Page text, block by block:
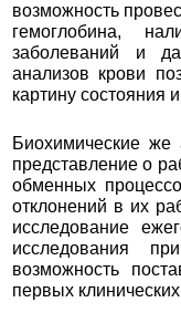
возможность
гемоглобина,
заболеваний и
анализов крови
картину состояния
Биохимические
представление о
обменных
отклонений в их
исследование
исследования
возможность
первых